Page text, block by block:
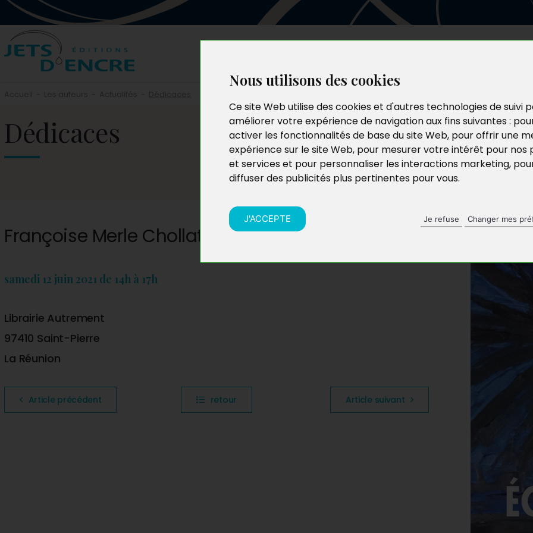
Nous utilisons des cookies
Ce site Web utilise des cookies et d'autres technologies de suivi
améliorer votre expérience de navigation aux fins suivantes :
activer les fonctionnalités de base du site Web, pour offrir une
expérience sur le site Web, pour mesurer votre intérêt pour nos
et services et pour personnaliser les interactions marketing,
diffuser des publicités plus pertinentes pour vous.
J'ACCEPTE Je refuse Changer mes
Dédicaces
Françoise Merle Chollat-Traquet
samedi 12 juin 2021 de 14h à 17h
Librairie Autrement
97410 Saint-Pierre
La Réunion
Article précédent retour Article suivant